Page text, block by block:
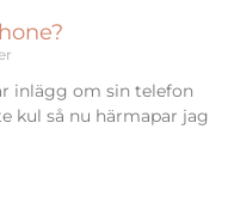
inlägg om sin telefon
kul så nu härmapar jag